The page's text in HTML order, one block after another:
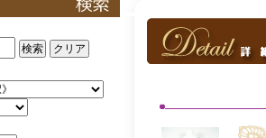
検索 クリア